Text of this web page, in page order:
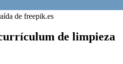
de freepik.es
de limpieza